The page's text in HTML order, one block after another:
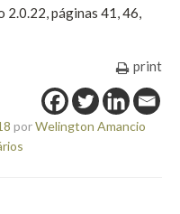
2.0.22, páginas 41, 46,
print
porWelington Amancio